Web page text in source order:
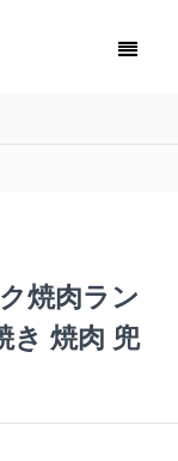
焼肉ラン
き 焼肉 兜